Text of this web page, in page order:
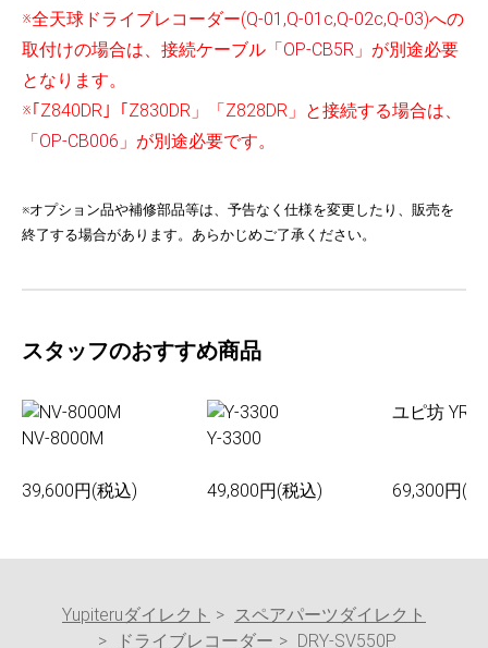
※全天球ドライブレコーダー(Q-01 ,Q-01c,Q-02c,Q-03)への
取付けの場合は、接続ケーブル「OP-CB5R 」が別途必要
となります。
※｢Z840DR｣「Z830DR」「Z828DR」と接続する場合は、
「OP-CB006 」が別途必要です。
※オプション品や補修部品等は、予告なく仕様を変更したり、販売を
終了する場合があります。あらかじめご了承ください。
スタッフのおすすめ商品
NV-8000M
39,600円(税込)
Y-3300
49,800円(税込)
ユピ坊 YR-
69,300円(
Yupiteruダイレクト
スペアパーツダイレクト
ドライブレコーダー
DRY-SV550P